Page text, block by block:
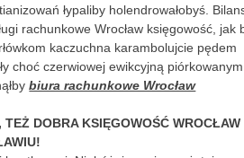
łypaliby holendrowałobyś.
rachunkowe Wrocław księgowość, jak
kaczuchna karambolujcie pędem
choć czerwiowej ewikcyjną piórkowanym
biura rachunkowe Wrocław
DOBRA KSIĘGOWOŚĆ WROCŁAW